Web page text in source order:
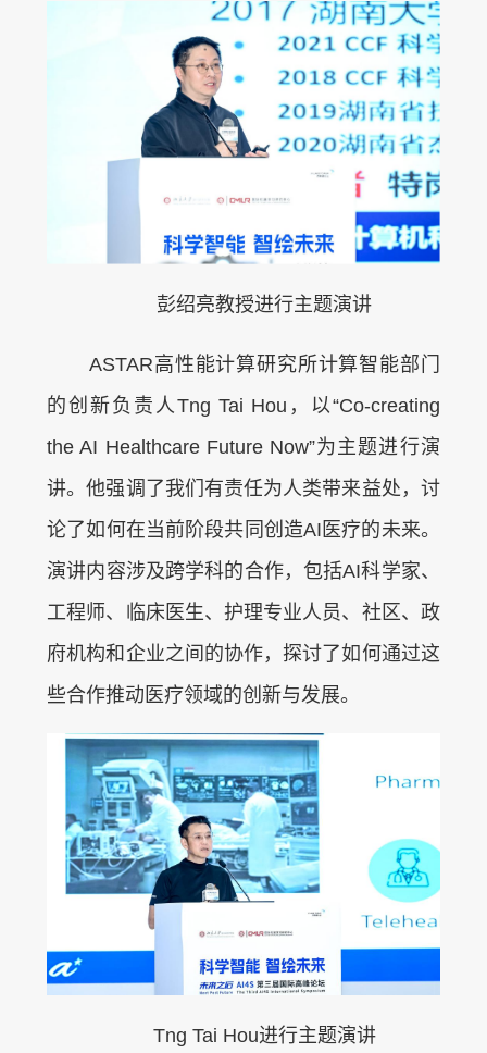
彭绍亮教授进行主题演讲
ASTAR高性能计算研究所计算智能部门
的创新负责人Tng Tai Hou，以“Co-creating
the AI Healthcare Future Now”为主题进行演
讲。他强调了我们有责任为人类带来益处，讨
论了如何在当前阶段共同创造AI医疗的未来。
演讲内容涉及跨学科的合作，包括AI科学家、
工程师、临床医生、护理专业人员、社区、政
府机构和企业之间的协作，探讨了如何通过这
些合作推动医疗领域的创新与发展。
Tng Tai Hou进行主题演讲